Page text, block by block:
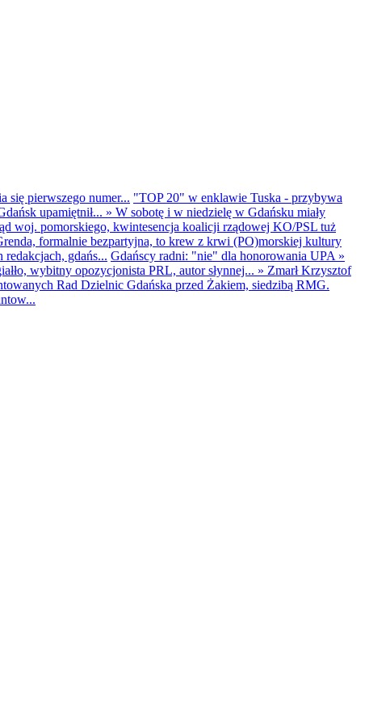
się pierwszego numer... "TOP 20" w enklawie Tuska - przybywa
upamiętnił... » W sobotę i w niedzielę w Gdańsku miały
woj. pomorskiego, kwintesencja koalicji rządowej KO/PSL tuż
formalnie bezpartyjna, to krew z krwi (PO)morskiej kultury
redakcjach, gdańs... Gdańscy radni: "nie" dla honorowania UPA »
wybitny opozycjonista PRL, autor słynnej... » Zmarł Krzysztof
Rad Dzielnic Gdańska przed Żakiem, siedzibą RMG.